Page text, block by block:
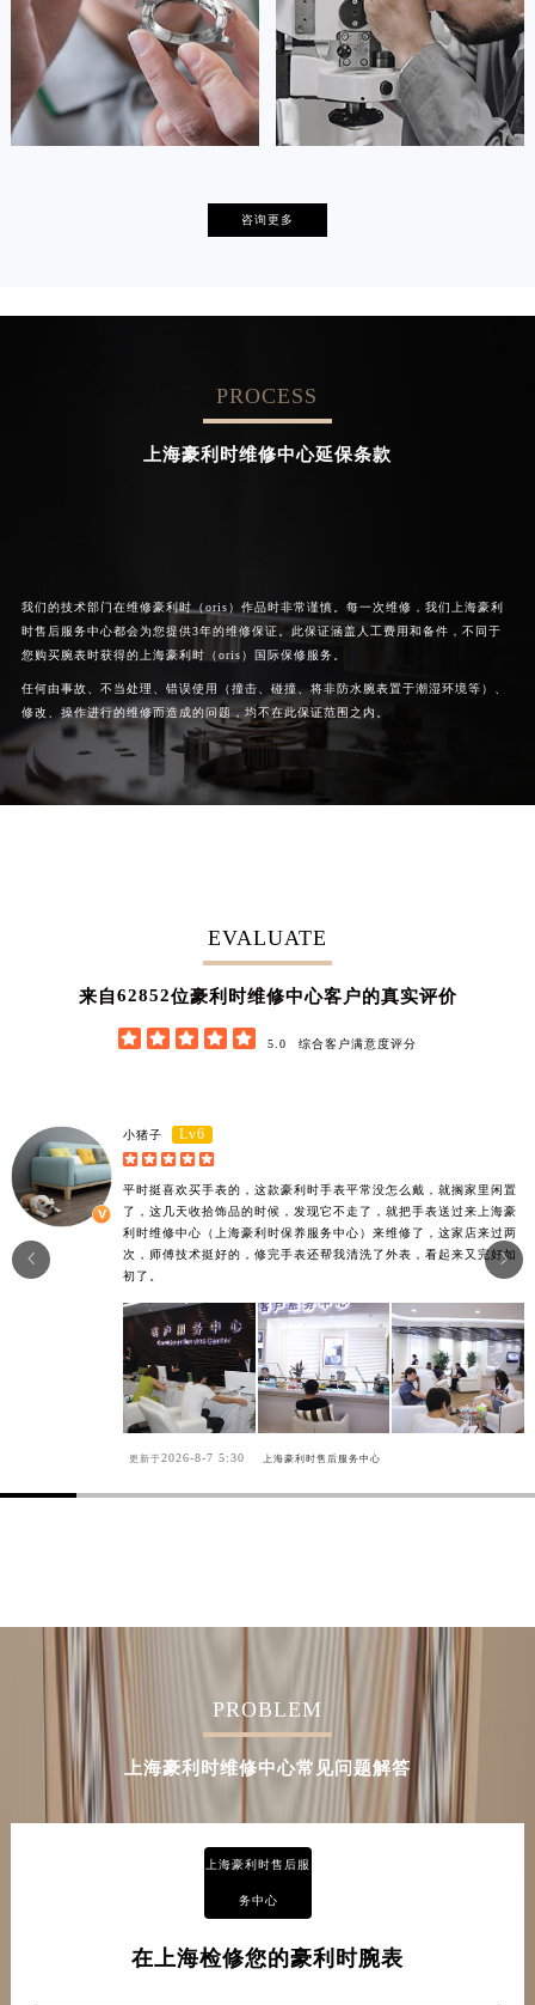
 天津豪利时维修  上海豪利时保养
辛迪·克莱门特
资深豪利时技师

咨询更多
PROCESS
上海豪利时维修中心延保条款
我们的技术部门在维修豪利时（oris）作品时非常谨慎。每一次维修，我们上海豪利
时售后服务中心都会为您提供3年的维修保证。此保证涵盖人工费用和备件，不同于
您购买腕表时获得的上海豪利时（oris）国际保修服务。
任何由事故、不当处理、错误使用（撞击、碰撞、将非防水腕表置于潮湿环境等）、
修改、操作进行的维修而造成的问题，均不在此保证范围之内。
EVALUATE
来自62852位豪利时维修中心客户的真实评价
     5.0 综合客户满意度评分
小猪子 Lv6
    
平时挺喜欢买手表的，这款豪利时手表平常没怎么戴，就搁家里闲置
了，这几天收拾饰品的时候，发现它不走了，就把手表送过来上海豪
利时维修中心（上海豪利时保养服务中心）来维修了，这家店来过两
次，师傅技术挺好的，修完手表还帮我清洗了外表，看起来又完好如
初了。
更新于2026-8-7 5:30 上海豪利时售后服务中心


PROBLEM
上海豪利时维修中心常见问题解答
上海豪利时售后服
务中心
在上海检修您的豪利时腕表